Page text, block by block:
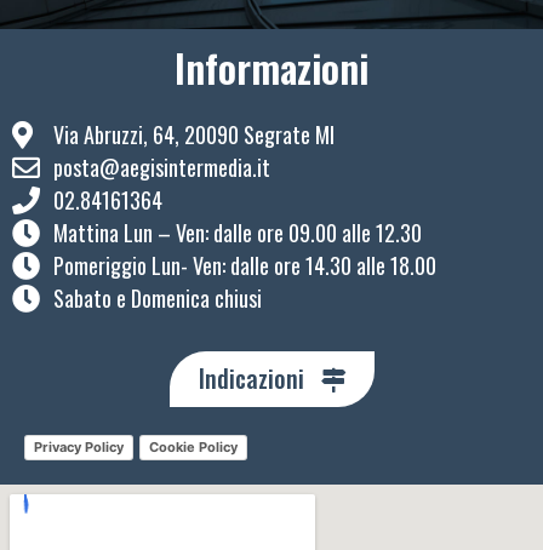
Informazioni
Via Abruzzi, 64, 20090 Segrate MI
posta@aegisintermedia.it
02.84161364
Mattina Lun – Ven: ​dalle ore 09.00 alle 12.30
Pomeriggio Lun- Ven: dalle ore 14.30 alle 18.00
Sabato e Domenica chiusi
Indicazioni
Privacy Policy Cookie Policy